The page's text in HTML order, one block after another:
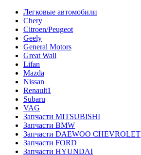
Легковые автомобили
Chery
Citroen/Peugeot
Geely
General Motors
Great Wall
Lifan
Mazda
Nissan
Renault1
Subaru
VAG
Запчасти MITSUBISHI
Запчасти BMW
Запчасти DAEWOO CHEVROLET
Запчасти FORD
Запчасти HYUNDAI